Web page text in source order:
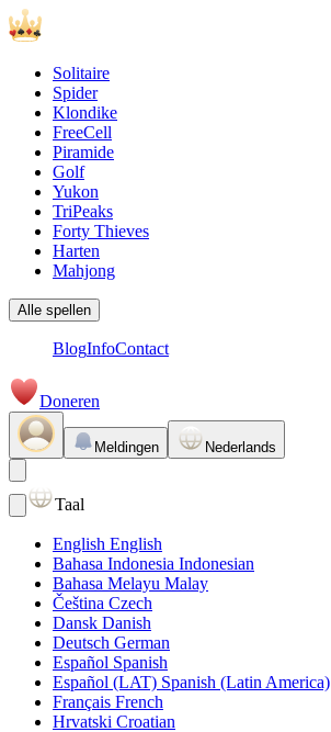
Solitaire
Spider
Klondike
FreeCell
Piramide
Golf
Yukon
TriPeaks
Forty Thieves
Harten
Mahjong
Alle spellen
BlogInfoContact
Doneren
Meldingen Nederlands
Taal
English English
Bahasa Indonesia Indonesian
Bahasa Melayu Malay
Čeština Czech
Dansk Danish
Deutsch German
Español Spanish
Español (LAT) Spanish (Latin America)
Français French
Hrvatski Croatian